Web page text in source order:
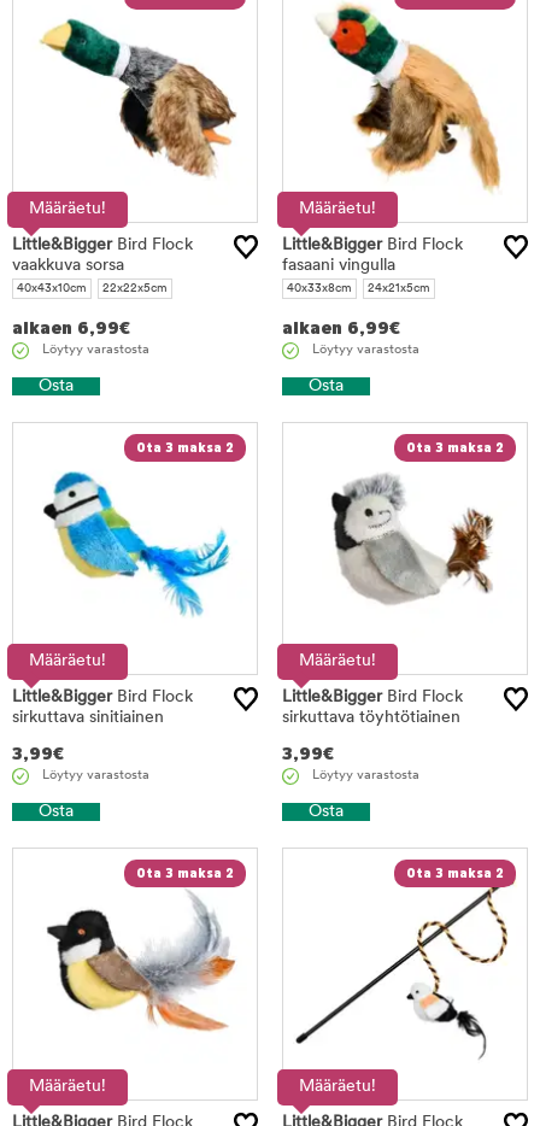
Määräetu!
Little&BiggerBird Flock
vaakkuva sorsa
40x43x10cm 22x22x5cm
alkaen 6,99€
Löytyy varastosta
Osta
Määräetu!
Little&BiggerBird Flock
fasaani vingulla
40x33x8cm 24x21x5cm
alkaen 6,99€
Löytyy varastosta
Osta
Ota 3 maksa 2
Määräetu!
Little&BiggerBird Flock
sirkuttava sinitiainen
3,99€
Löytyy varastosta
Osta
Ota 3 maksa 2
Määräetu!
Little&BiggerBird Flock
sirkuttava töyhtötiainen
3,99€
Löytyy varastosta
Osta
Ota 3 maksa 2
Määräetu!
Ota 3 maksa 2
Määräetu!